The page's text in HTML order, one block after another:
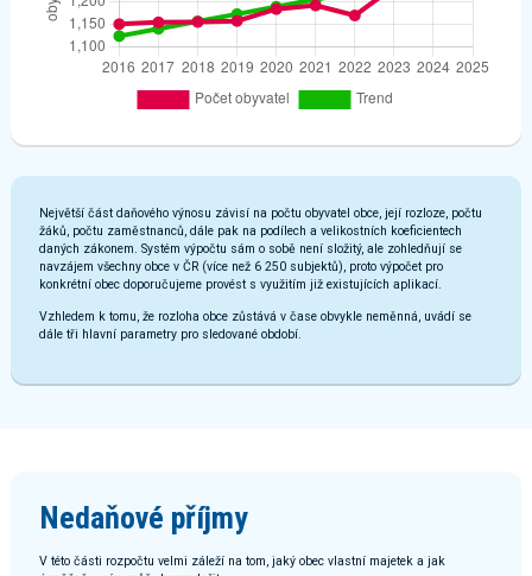
Největší část daňového výnosu závisí na počtu obyvatel obce, její rozloze, počtu
žáků, počtu zaměstnanců, dále pak na podílech a velikostních koeficientech
daných zákonem. Systém výpočtu sám o sobě není složitý, ale zohledňují se
navzájem všechny obce v ČR (více než 6 250 subjektů), proto výpočet pro
konkrétní obec doporučujeme provést s využitím již existujících aplikací.
Vzhledem k tomu, že rozloha obce zůstává v čase obvykle neměnná, uvádí se
dále tři hlavní parametry pro sledované období.
Nedaňové příjmy
V této části rozpočtu velmi záleží na tom, jaký obec vlastní majetek a jak